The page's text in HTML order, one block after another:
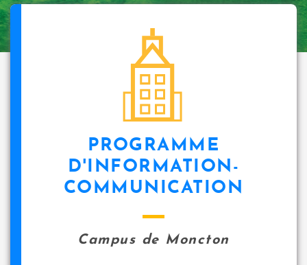
PROGRAMME
D'INFORMATION-
COMMUNICATION
Campus de Moncton